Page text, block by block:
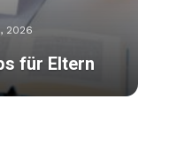
2026
für Eltern